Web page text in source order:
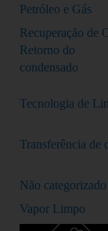
Petróleo e Gás
Recuperação de
Retorno do
condensado
Tecnologia de
Transferência de
Não categorizado
Vapor Limpo